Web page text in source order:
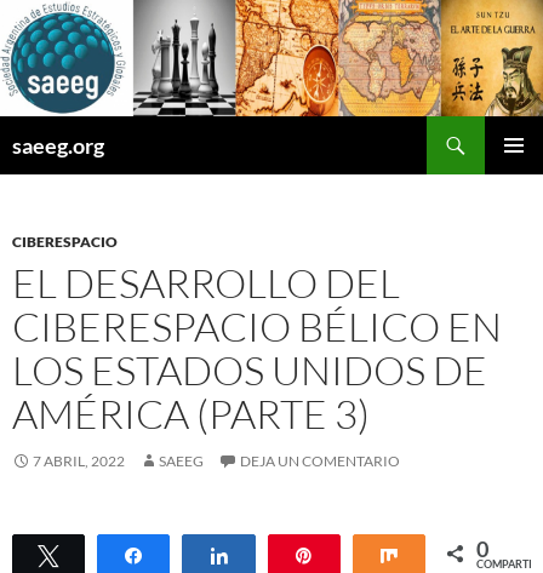
Saltar
al
contenido
saeeg.org
CIBERESPACIO
EL DESARROLLO DEL
CIBERESPACIO BÉLICO EN
LOS ESTADOS UNIDOS DE
AMÉRICA (PARTE 3)
7 ABRIL, 2022 SAEEG DEJA UN COMENTARIO
Twittear Compartir Compartir Compartir
0
COMPARTIR